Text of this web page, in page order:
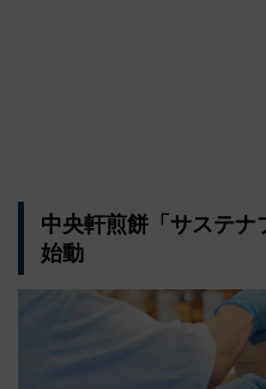
中央軒煎餅「サステナ
始動